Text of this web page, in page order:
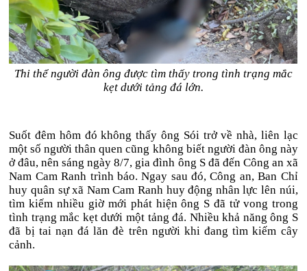
Thi thể người đàn ông được tìm thấy trong tình trạng mắc
kẹt dưới tảng đá lớn.
Suốt đêm hôm đó không thấy ông Sói trở về nhà, liên lạc
một số người thân quen cũng không biết người đàn ông này
ở đâu, nên sáng ngày 8/7, gia đình ông S đã đến Công an xã
Nam Cam Ranh trình báo. Ngay sau đó, Công an, Ban Chỉ
huy quân sự xã Nam Cam Ranh huy động nhân lực lên núi,
tìm kiếm nhiều giờ mới phát hiện ông S đã tử vong trong
tình trạng mắc kẹt dưới một tảng đá. Nhiều khả năng ông S
đã bị tai nạn đá lăn đè trên người khi đang tìm kiếm cây
cảnh.